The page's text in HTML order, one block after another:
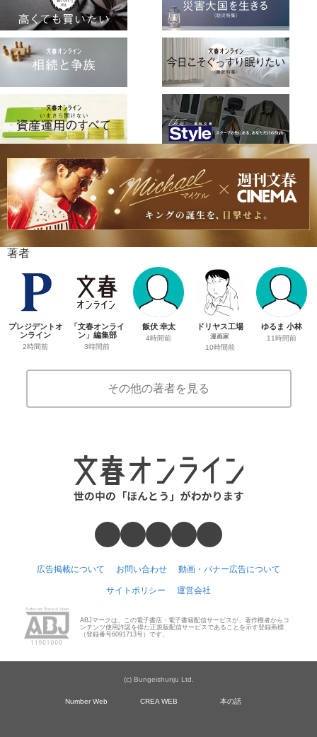
著者
プレジデントオ
ンライン
2時間前
「文春オンライ
ン」編集部
3時間前
飯伏 幸太
4時間前
ドリヤス工場
漫画家
10時間前
ゆるま 小林
11時間前
その他の著者を見る
広告掲載について お問い合わせ 動画・バナー広告について
サイトポリシー 運営会社
ABJマークは、この電子書店・電子書籍配信サービスが、著作権者からコ
ンテンツ使用許諾を得た正規版配信サービスであることを示す登録商標
（登録番号6091713号）です。
(c) Bungeishunju Ltd.
Number Web CREA WEB 本の話